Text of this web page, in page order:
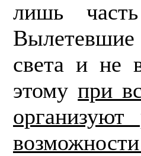
лишь
света и не
этомупри